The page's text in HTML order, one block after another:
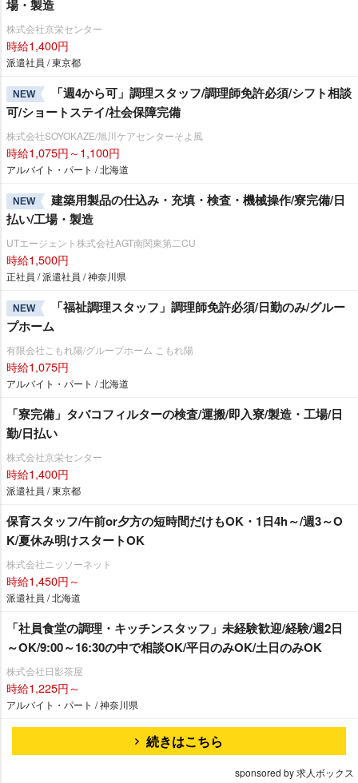
場・製造
株式会社京栄センター
時給1,400円
派遣社員 / 東京都
NEW
「週4から可」調理スタッフ/調理師免許必須/シフト相談
可/ショートステイ/社会保障完備
株式会社SOYOKAZE/旭川ケアセンターそよ風
時給1,075円～1,100円
アルバイト・パート / 北海道
NEW
建築用製品の仕込み・充填・検査・機械操作/寮完備/日
払い/工場・製造
UTエージェント株式会社AGT南関東第二CU
時給1,500円
正社員 / 派遣社員 / 神奈川県
NEW
「福祉調理スタッフ」調理師免許必須/日勤のみ/グルー
プホーム
有限会社こもれ陽/グループホーム こもれ陽
時給1,075円
アルバイト・パート / 北海道
「寮完備」タバコフィルターの検査/運搬/即入寮/製造・工場/日
勤/日払い
株式会社京栄センター
時給1,400円
派遣社員 / 東京都
保育スタッフ/午前or夕方の短時間だけもOK・1日4h～/週3～O
K/夏休み明けスタートOK
株式会社ニッソーネット
時給1,450円～
派遣社員 / 北海道
「社員食堂の調理・キッチンスタッフ」未経験歓迎/経験/週2日
～OK/9:00～16:30の中で相談OK/平日のみOK/土日のみOK
株式会社日影茶屋
時給1,225円～
アルバイト・パート / 神奈川県
続きはこちら
sponsored by 求人ボックス